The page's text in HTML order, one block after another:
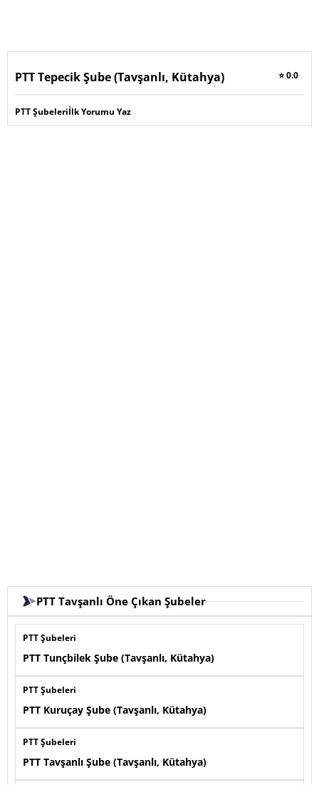
PTT Tepecik Şube (Tavşanlı, Kütahya) ⭐ 0.0
PTT Şubeleriİlk Yorumu Yaz
PTT Tavşanlı Öne Çıkan Şubeler
PTT Şubeleri
PTT Tunçbilek Şube (Tavşanlı, Kütahya)
PTT Şubeleri
PTT Kuruçay Şube (Tavşanlı, Kütahya)
PTT Şubeleri
PTT Tavşanlı Şube (Tavşanlı, Kütahya)